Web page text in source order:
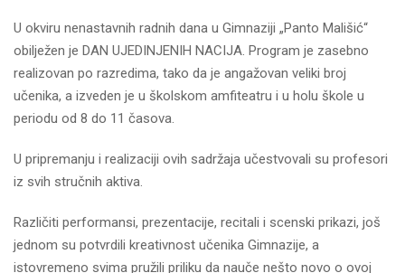
U okviru nenastavnih radnih dana u Gimnaziji „Panto Mališić“
obilježen je DAN UJEDINJENIH NACIJA. Program je zasebno
realizovan po razredima, tako da je angažovan veliki broj
učenika, a izveden je u školskom amfiteatru i u holu škole u
periodu od 8 do 11 časova.
U pripremanju i realizaciji ovih sadržaja učestvovali su profesori
iz svih stručnih aktiva.
Različiti performansi, prezentacije, recitali i scenski prikazi, još
jednom su potvrdili kreativnost učenika Gimnazije, a
istovremeno svima pružili priliku da nauče nešto novo o ovoj